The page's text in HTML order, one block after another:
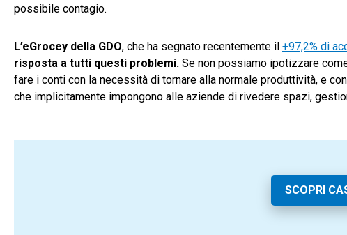
possibile contagio.
L’eGrocey della GDO, che ha segnato recentemente il +97,2% di
risposta a tutti questi problemi. Se non possiamo ipotizzare
fare i conti con la necessità di tornare alla normale produttività, e
che implicitamente impongono alle aziende di rivedere spazi,
SCOPRI